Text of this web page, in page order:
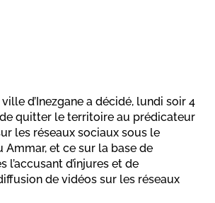
d’Inezgane a décidé, lundi soir 4
de quitter le territoire au prédicateur
les réseaux sociaux sous le
Ammar, et ce sur la base de
l’accusant d’injures et de
de vidéos sur les réseaux